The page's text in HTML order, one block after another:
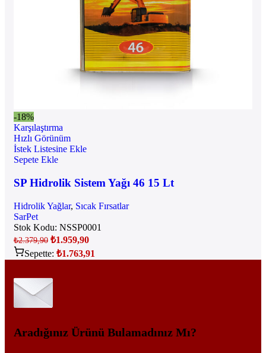
-18%
Karşılaştırma
Hızlı Görünüm
İstek Listesine Ekle
Sepete Ekle
SP Hidrolik Sistem Yağı 46 15 Lt
Hidrolik Yağlar, Sıcak Fırsatlar
SarPet
Stok Kodu: NSSP0001
₺2.379,90 ₺1.959,90
Sepette: ₺1.763,91
Aradığınız Ürünü Bulamadınız Mı?